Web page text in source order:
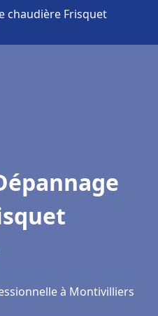
chaudière Frisquet
à Montivilliers